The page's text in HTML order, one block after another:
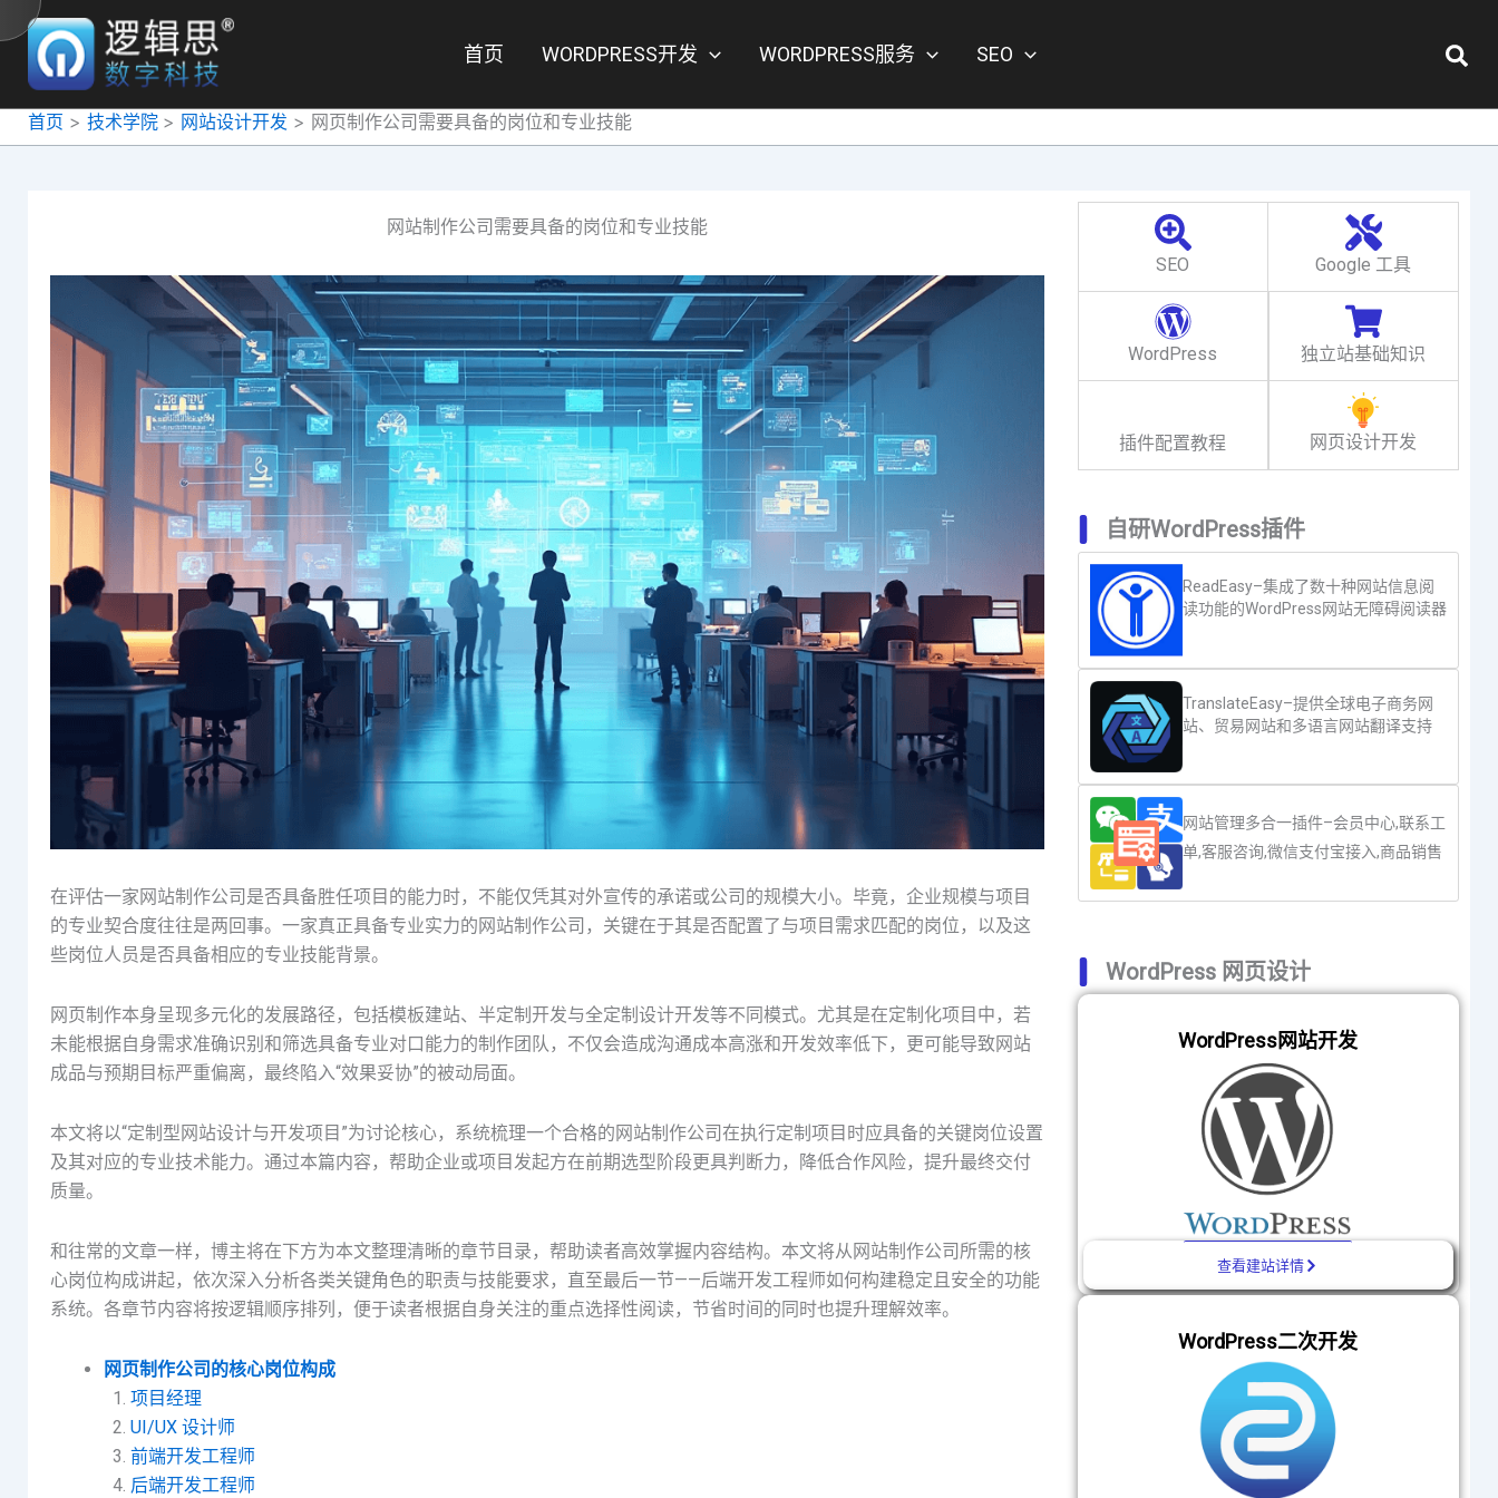
至
首页 WORDPRESS开发 WORDPRESS服务 SEO
搜
首页 技术学院 网站设计开发 网页制作公司需要具备的岗位和专业技能
网站制作公司需要具备的岗位和专业技能
在评估一家网站制作公司是否具备胜任项目的能力时，不能仅凭其对外宣传的承诺或公司的规模大小。毕竟，企业规模与项目
的专业契合度往往是两回事。一家真正具备专业实力的网站制作公司，关键在于其是否配置了与项目需求匹配的岗位，以及这
些岗位人员是否具备相应的专业技能背景。
网页制作本身呈现多元化的发展路径，包括模板建站、半定制开发与全定制设计开发等不同模式。尤其是在定制化项目中，若
未能根据自身需求准确识别和筛选具备专业对口能力的制作团队，不仅会造成沟通成本高涨和开发效率低下，更可能导致网站
成品与预期目标严重偏离，最终陷入“效果妥协”的被动局面。
本文将以“定制型网站设计与开发项目”为讨论核心，系统梳理一个合格的网站制作公司在执行定制项目时应具备的关键岗位设置
及其对应的专业技术能力。通过本篇内容，帮助企业或项目发起方在前期选型阶段更具判断力，降低合作风险，提升最终交付
质量。
和往常的文章一样，博主将在下方为本文整理清晰的章节目录，帮助读者高效掌握内容结构。本文将从网站制作公司所需的核
心岗位构成讲起，依次深入分析各类关键角色的职责与技能要求，直至最后一节——后端开发工程师如何构建稳定且安全的功能
系统。各章节内容将按逻辑顺序排列，便于读者根据自身关注的重点选择性阅读，节省时间的同时也提升理解效率。
网页制作公司的核心岗位构成
项目经理
UI/UX 设计师
前端开发工程师
后端开发工程师
SEO Google 工具
WordPress 独立站基础知识
插件配置教程 网页设计开发
自研WordPress插件
ReadEasy–集成了数十种网站信息阅
读功能的WordPress网站无障碍阅读器
TranslateEasy–提供全球电子商务网
站、贸易网站和多语言网站翻译支持
网站管理多合一插件–会员中心,联系工
单,客服咨询,微信支付宝接入,商品销售
WordPress 网页设计
WordPress网站开发
查看建站详情
WordPress二次开发